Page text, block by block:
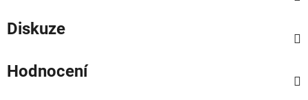
Diskuze
Hodnocení